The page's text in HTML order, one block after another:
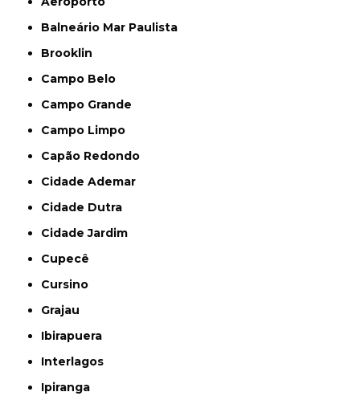
Balneário Mar Paulista
Brooklin
Campo Belo
Campo Grande
Campo Limpo
Capão Redondo
Cidade Ademar
Cidade Dutra
Cidade Jardim
Cupecê
Cursino
Grajau
Ibirapuera
Interlagos
Ipiranga